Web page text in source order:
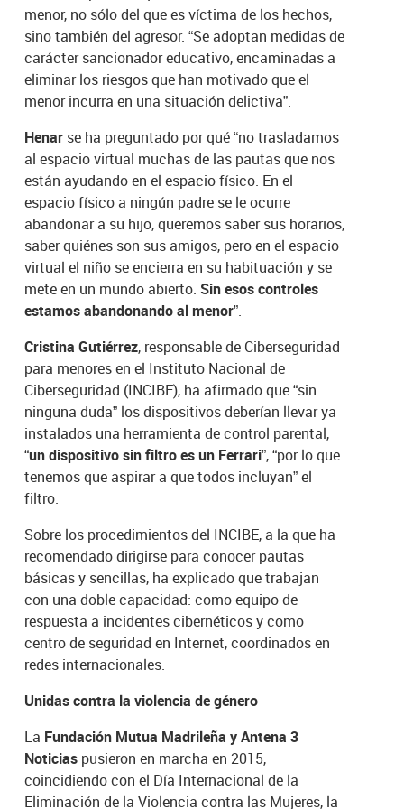
menor, no sólo del que es víctima de los hechos,
sino también del agresor. “Se adoptan medidas de
carácter sancionador educativo, encaminadas a
eliminar los riesgos que han motivado que el
menor incurra en una situación delictiva”.
Henar se ha preguntado por qué “no trasladamos
al espacio virtual muchas de las pautas que nos
están ayudando en el espacio físico. En el
espacio físico a ningún padre se le ocurre
abandonar a su hijo, queremos saber sus horarios,
saber quiénes son sus amigos, pero en el espacio
virtual el niño se encierra en su habituación y se
mete en un mundo abierto. Sin esos controles
estamos abandonando al menor”.
Cristina Gutiérrez, responsable de Ciberseguridad
para menores en el Instituto Nacional de
Ciberseguridad (INCIBE), ha afirmado que “sin
ninguna duda” los dispositivos deberían llevar ya
instalados una herramienta de control parental,
“un dispositivo sin filtro es un Ferrari”, “por lo que
tenemos que aspirar a que todos incluyan” el
filtro.
Sobre los procedimientos del INCIBE, a la que ha
recomendado dirigirse para conocer pautas
básicas y sencillas, ha explicado que trabajan
con una doble capacidad: como equipo de
respuesta a incidentes cibernéticos y como
centro de seguridad en Internet, coordinados en
redes internacionales.
Unidas contra la violencia de género
La Fundación Mutua Madrileña y Antena 3
Noticias pusieron en marcha en 2015,
coincidiendo con el Día Internacional de la
Eliminación de la Violencia contra las Mujeres, la